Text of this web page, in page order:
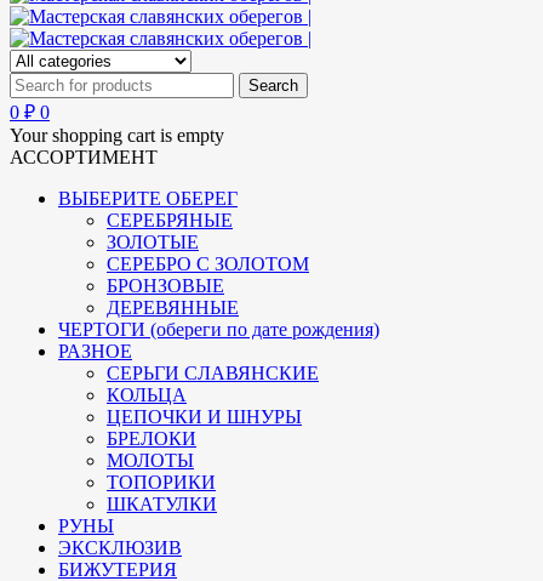
0 ₽ 0
Your shopping cart is empty
АССОРТИМЕНТ
ВЫБЕРИТЕ ОБЕРЕГ
СЕРЕБРЯНЫЕ
ЗОЛОТЫЕ
СЕРЕБРО С ЗОЛОТОМ
БРОНЗОВЫЕ
ДЕРЕВЯННЫЕ
ЧЕРТОГИ (обереги по дате рождения)
РАЗНОЕ
СЕРЬГИ СЛАВЯНСКИЕ
КОЛЬЦА
ЦЕПОЧКИ И ШНУРЫ
БРЕЛОКИ
МОЛОТЫ
ТОПОРИКИ
ШКАТУЛКИ
РУНЫ
ЭКСКЛЮЗИВ
БИЖУТЕРИЯ